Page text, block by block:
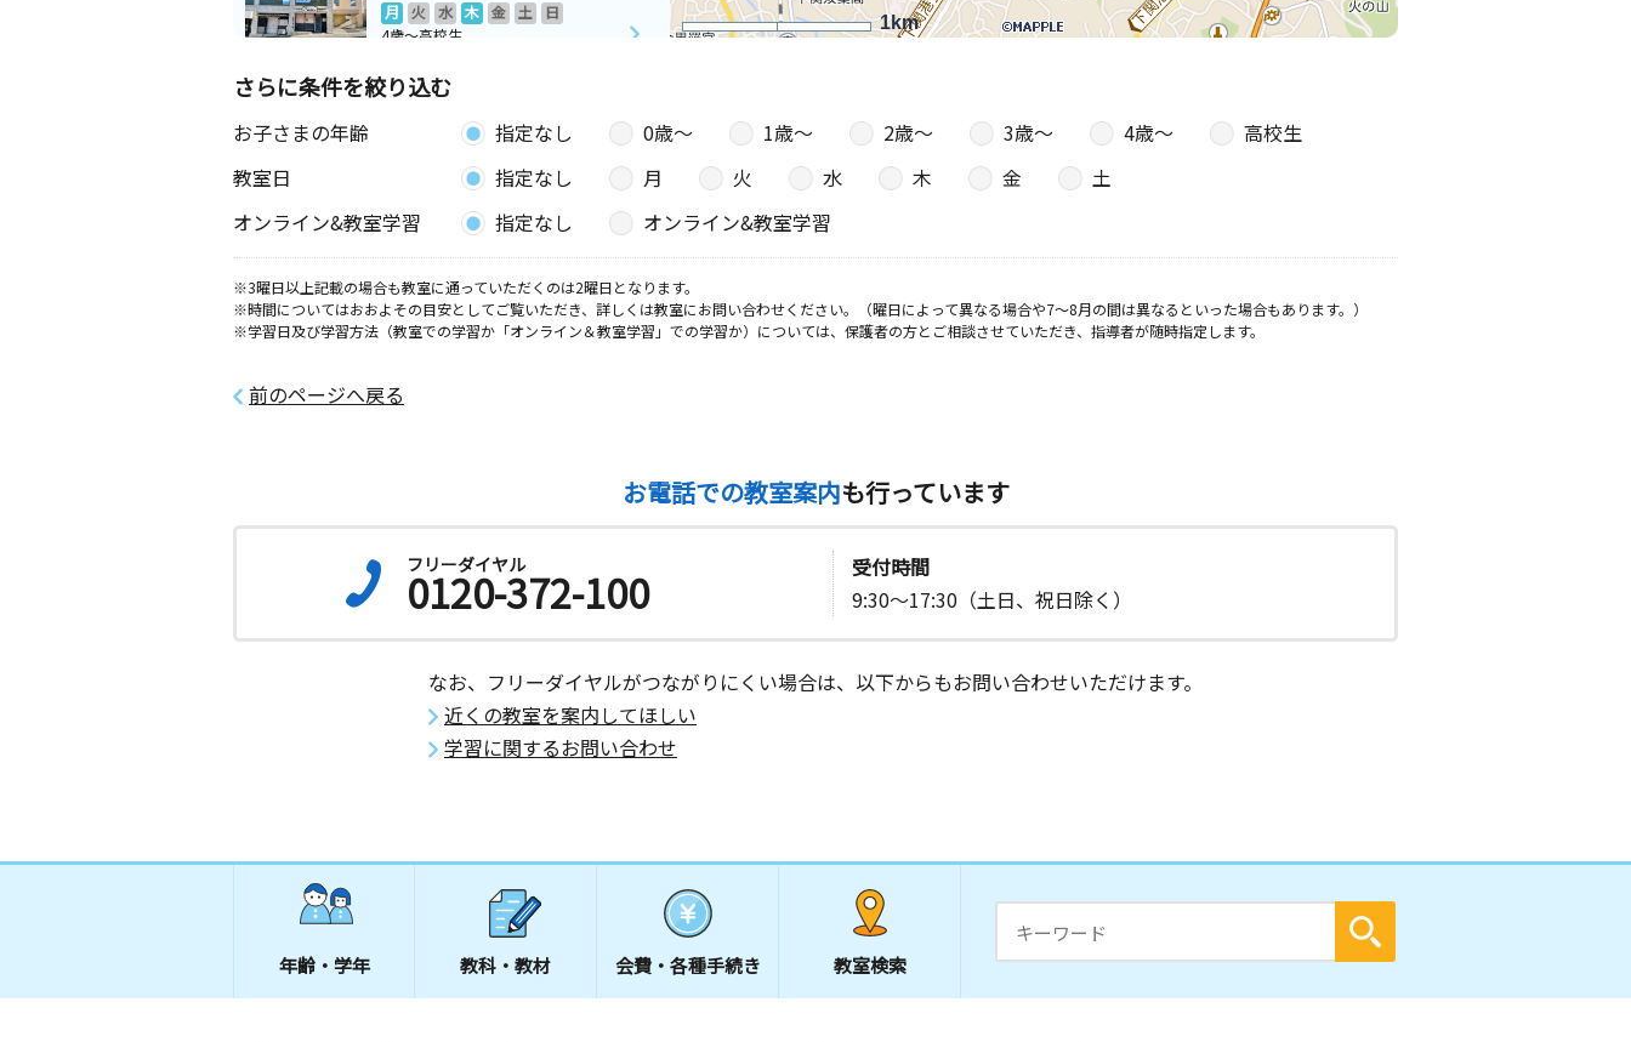
1km
月 火 水 木 金 土
日
4歳～高校生
コート東亜２Ｆ
さらに条件を絞り込む
お子さまの年齢 指定なし 0歳〜 1歳〜 2歳〜 3歳〜 4歳〜
高校生
教室日
指定なし 月 火 水 木 金
土
オンライン&教室学習
指定なし オンライン&教室学習
※3曜日以上記載の場合も教室に通っていただくのは2曜日となります。
※時間についてはおおよその目安としてご覧いただき、詳しくは教室にお問い合わせください。（曜日によって異なる場合や7～8月の間は異なるといった場合もあります。）
※学習日及び学習方法（教室での学習か「オンライン＆教室学習」での学習か）については、保護者の方とご相談させていただき、指導者が随時指定します。
前のページへ戻る
お電話での教室案内も行っています
フリーダイヤル
0120-372-100
受付時間
9:30～17:30（土日、祝日除く）
なお、フリーダイヤルがつながりにくい場合は、以下からもお問い合わせいただけます。
近くの教室を案内してほしい
学習に関するお問い合わせ
年齢・学年 教科・教材 会費・ 各種手続き 教室検索